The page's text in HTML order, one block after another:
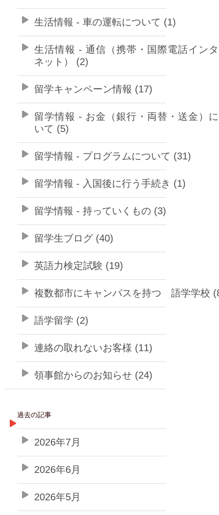
生活情報 - 車の運転について (1)
生活情報 - 通信（携帯・国際電話イン
ネット） (2)
留学キャンペーン情報 (17)
留学情報 - お金（銀行・両替・送金）
いて (5)
留学情報 - プログラムについて (31)
留学情報 - 入国後に行う手続き (1)
留学情報 - 持っていくもの (3)
留学生ブログ (40)
英語力検定試験 (19)
複数都市にキャンパスを持つ 語学学校
語学留学 (2)
連絡の取れないお客様 (11)
領事館からのお知らせ (24)
過去の記事
2026年7月
2026年6月
2026年5月